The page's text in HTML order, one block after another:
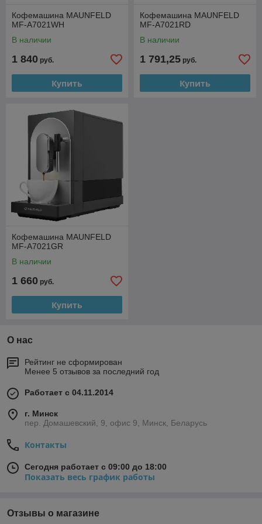
Кофемашина MAUNFELD
MF-A7021WH
В наличии
1 840 руб.
Купить
Кофемашина MAUNFELD
MF-A7021RD
В наличии
1 791,25 руб.
Купить
Кофемашина MAUNFELD
MF-A7021GR
В наличии
1 660 руб.
Купить
О нас
Рейтинг не сформирован
Менее 5 отзывов за последний год
Работает с 04.11.2014
г. Минск
пер. Домашевский, 9, офис 9, Минск, Беларусь
Контакты
Сегодня работает с 09:00 до 18:00
Показать весь график работы
Отзывы о магазине